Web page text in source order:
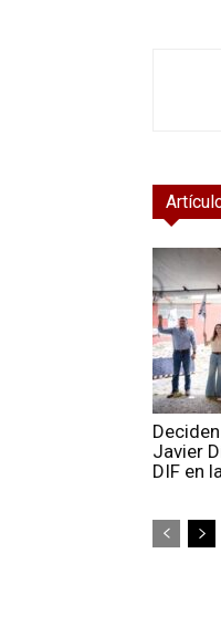
Javier
DIF en